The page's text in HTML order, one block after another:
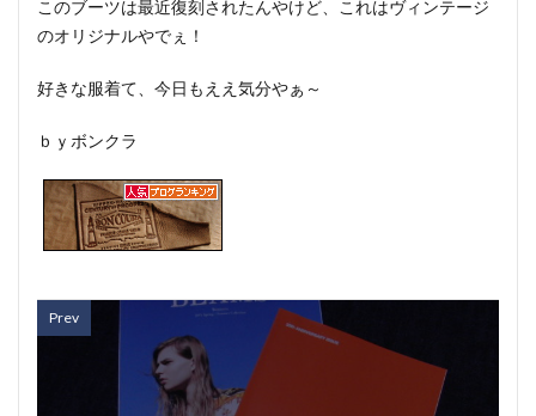
このブーツは最近復刻されたんやけど、これはヴィンテージ
のオリジナルやでぇ！
好きな服着て、今日もええ気分やぁ～
ｂｙボンクラ
Prev